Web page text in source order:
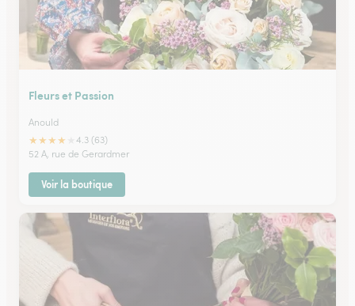
Fleurs et Passion
Anould
★★★★
4.3 (63)
52 A, rue de Gerardmer
Voir la boutique